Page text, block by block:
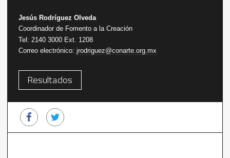
Jesús Rodríguez Olveda
Coordinador de Fomento a la Creación
Tel: 2140 3000 Ext. 1208
Correo electrónico:jrodriguez@conarte.org.mx
Resultados